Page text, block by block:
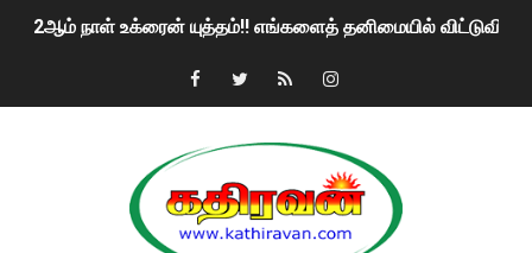
2ஆம் நாள் உக்ரைன் யுத்தம்!! எங்களைத் தனிமையில்
கதிரவன் வாசகர்களுக்கு இனிய பொங்கல் புத்தாண்டு
ரவுடி பேபிக்கு நடந்த தரமான சம்பவம்.. ஆபாச வீடியோக்களால்
காணாமல் போகும் பிள்ளையார்கள்!